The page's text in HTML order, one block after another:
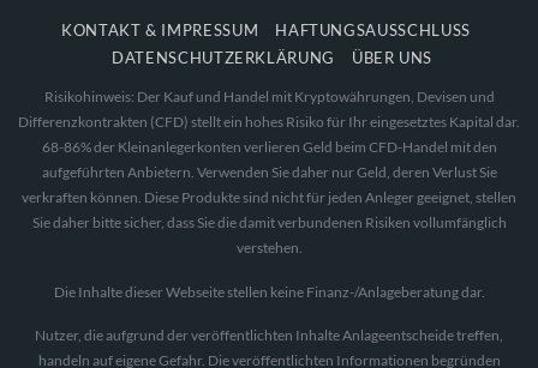
KONTAKT & IMPRESSUM
HAFTUNGSAUSSCHLUSS
DATENSCHUTZERKLÄRUNG
ÜBER UNS
Risikohinweis: Der Kauf und Handel mit Kryptowährungen, Devisen und
Differenzkontrakten (CFD) stellt ein hohes Risiko für Ihr eingesetztes Kapital dar.
68-86% der Kleinanlegerkonten verlieren Geld beim CFD-Handel mit den
aufgeführten Anbietern. Verwenden Sie daher nur Geld, deren Verlust Sie
verkraften können. Diese Produkte sind nicht für jeden Anleger geeignet, stellen
Sie daher bitte sicher, dass Sie die damit verbundenen Risiken vollumfänglich
verstehen.
Die Inhalte dieser Webseite stellen keine Finanz-/Anlageberatung dar.
Nutzer, die aufgrund der veröffentlichten Inhalte Anlageentscheide treffen,
handeln auf eigene Gefahr. Die veröffentlichten Informationen begründen